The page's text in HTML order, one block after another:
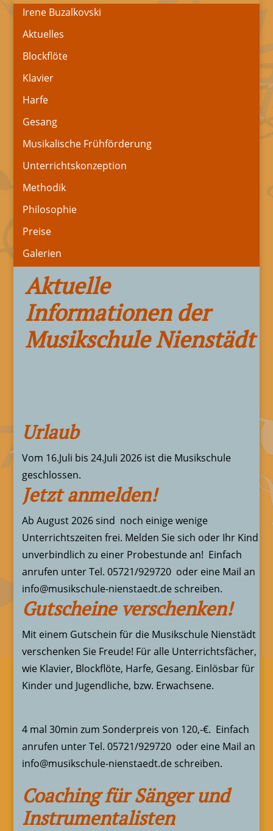
Irene Buzalkovski
Aktuelles
Blockflöte
Klavier
Harfe
Gesang
Musikalische Frühförderung
Unterrichtskonzeption
Methodik
Philosophie
Preise
Galerien
Aktuelle
Informationen der
Musikschule Nienstädt
Urlaub
Vom 16.Juli bis 24.Juli 2026 ist die Musikschule
geschlossen.
Jetzt anmelden!
Ab August 2026 sind noch einige wenige
Unterrichtszeiten frei. Melden Sie sich oder Ihr Kind
unverbindlich zu einer Probestunde an! Einfach
anrufen unter Tel. 05721/929720 oder eine Mail an
info@musikschule-nienstaedt.de schreiben.
Gutscheine verschenken!
Mit einem Gutschein für die Musikschule Nienstädt
verschenken Sie Freude! Für alle Unterrichtsfächer,
wie Klavier, Blockflöte, Harfe, Gesang. Einlösbar für
Kinder und Jugendliche, bzw. Erwachsene.
4 mal 30min zum Sonderpreis von 120,-€. Einfach
anrufen unter Tel. 05721/929720 oder eine Mail an
info@musikschule-nienstaedt.de schreiben.
Coaching für Sänger und
Instrumentalisten